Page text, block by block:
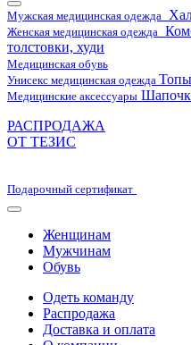
Мужская медицинская одежда
Женская медицинская одежда
толстовки, худи
Медицинская обувь
Унисекс медицинская одежда
Медицинские аксессуары
РАСПРОДАЖА
ОТ ТЕЗИС
Подарочный сертификат
Женщинам
Мужчинам
Обувь
Одеть команду
Распродажа
Доставка и оплата